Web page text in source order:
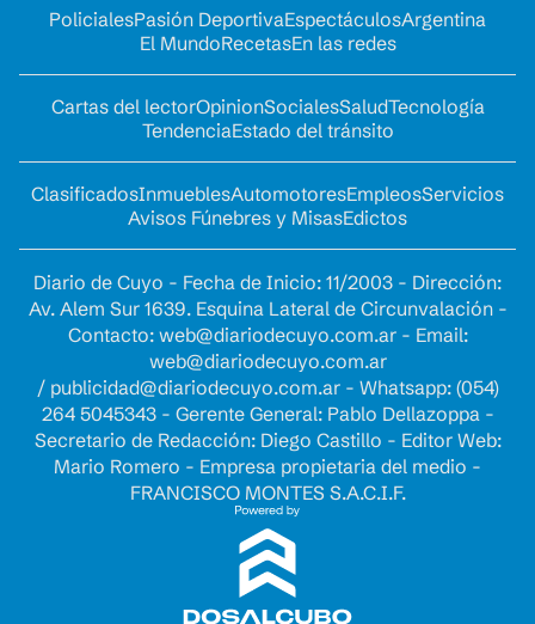
PolicialesPasión DeportivaEspectáculosArgentina
El MundoRecetasEn las redes
Cartas del lectorOpinionSocialesSaludTecnología
TendenciaEstado del tránsito
ClasificadosInmueblesAutomotoresEmpleosServicios
Avisos Fúnebres y MisasEdictos
Diario de Cuyo - Fecha de Inicio: 11/2003 - Dirección:
Av. Alem Sur 1639. Esquina Lateral de Circunvalación -
Contacto: web@diariodecuyo.com.ar- Email:
web@diariodecuyo.com.ar
/ publicidad@diariodecuyo.com.ar- Whatsapp: (054)
264 5045343 - Gerente General: Pablo Dellazoppa -
Secretario de Redacción: Diego Castillo - Editor Web:
Mario Romero - Empresa propietaria del medio -
FRANCISCO MONTES S.A.C.I.F.